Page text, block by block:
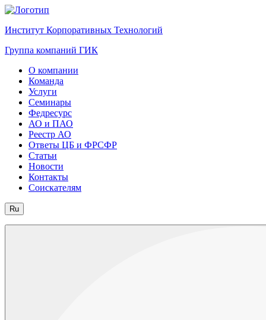
Институт Корпоративных Технологий
Группа компаний ГИК
О компании
Команда
Услуги
Семинары
Федресурс
АО и ПАО
Реестр АО
Ответы ЦБ и ФРСФР
Статьи
Новости
Контакты
Соискателям
Ru